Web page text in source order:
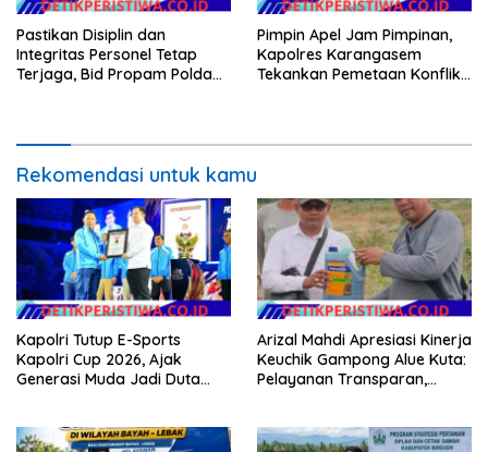
Pastikan Disiplin dan
Integritas Personel Tetap
Terjaga, Bid Propam Polda
Pimpin Apel Jam Pimpinan,
Kapolres Karangasem
Tekankan Pemetaan Konflik
Rekomendasi untuk kamu
Kapolri Tutup E-Sports
Kapolri Cup 2026, Ajak
Generasi Muda Jadi Duta
Arizal Mahdi Apresiasi Kinerja
Keuchik Gampong Alue Kuta:
Pelayanan Transparan,
Kepentingan Masyarakat